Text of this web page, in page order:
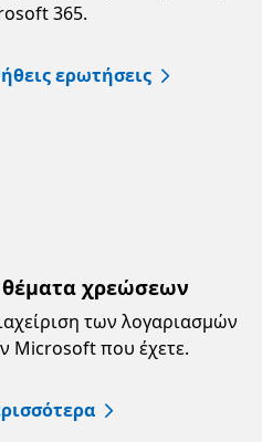
365.
ερωτήσεις
θέματα χρεώσεων
των λογαριασμών
Microsoft που έχετε.